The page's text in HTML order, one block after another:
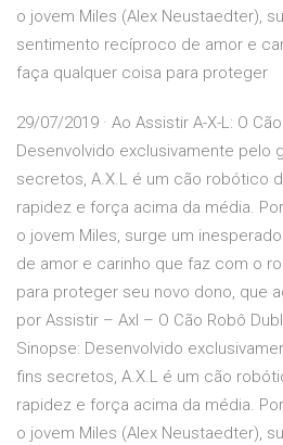
o jovem Miles (Alex Neustaedter),
sentimento recíproco de amor e
faça qualquer coisa para proteger
29/07/2019 · Ao Assistir A-X-L: O
Desenvolvido exclusivamente pelo
secretos, A.X.L é um cão robótico
rapidez e força acima da média.
o jovem Miles, surge um
de amor e carinho que faz com o
para proteger seu novo dono, que
por Assistir – Axl – O Cão Robô
Sinopse: Desenvolvido
fins secretos, A.X.L é um cão
rapidez e força acima da média.
o jovem Miles (Alex Neustaedter),